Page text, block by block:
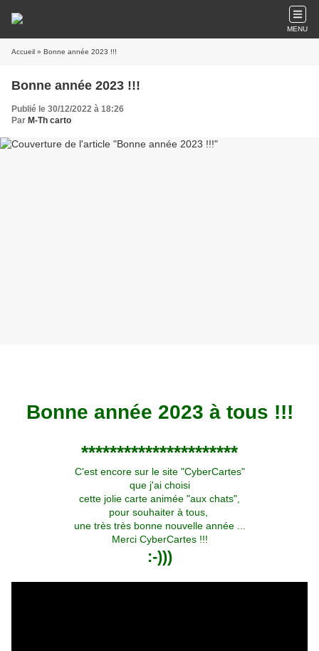
MENU
Accueil » Bonne année 2023 !!!
Bonne année 2023 !!!
Publié le 30/12/2022 à 18:26
Par M-Th carto
Bonne année 2023 à tous !!!
**********************
C'est encore sur le site "CyberCartes"
que j'ai choisi
cette jolie carte animée "aux chats",
pour souhaiter à tous,
une très très bonne nouvelle année ...
Merci CyberCartes !!!
:-)))